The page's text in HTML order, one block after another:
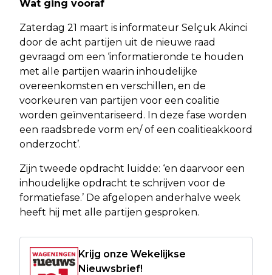
Wat ging vooraf
Zaterdag 21 maart is informateur Selçuk Akinci
door de acht partijen uit de nieuwe raad
gevraagd om een ‘informatieronde te houden
met alle partijen waarin inhoudelijke
overeenkomsten en verschillen, en de
voorkeuren van partijen voor een coalitie
worden geïnventariseerd. In deze fase worden
een raadsbrede vorm en/ of een coalitieakkoord
onderzocht’.
Zijn tweede opdracht luidde: ‘en daarvoor een
inhoudelijke opdracht te schrijven voor de
formatiefase.’ De afgelopen anderhalve week
heeft hij met alle partijen gesproken.
Krijg onze Wekelijkse
Nieuwsbrief!